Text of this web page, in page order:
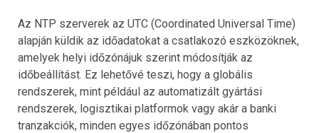
Az NTP szerverek az UTC (Coordinated Universal Time)
alapján küldik az időadatokat a csatlakozó eszközöknek,
amelyek helyi időzónájuk szerint módosítják az
időbeállítást. Ez lehetővé teszi, hogy a globális
rendszerek, mint például az automatizált gyártási
rendszerek, logisztikai platformok vagy akár a banki
tranzakciók, minden egyes időzónában pontos